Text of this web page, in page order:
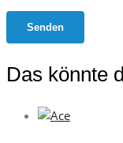
Das könnte